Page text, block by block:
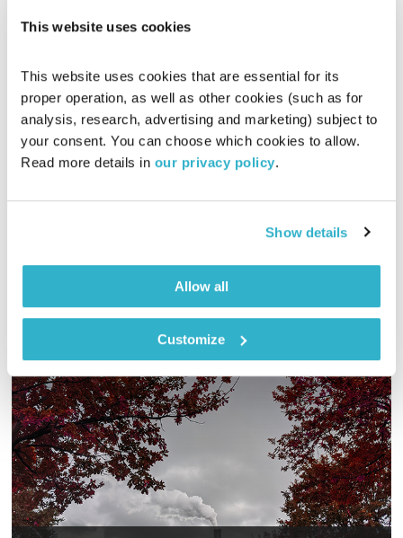
This website uses cookies
This website uses cookies that are essential for its
proper operation, as well as other cookies (such as for
analysis, research, advertising and marketing) subject to
your consent. You can choose which cookies to allow.
Read more details in our privacy policy.
Show details
Allow all
Customize
השעה המיוחדת
אסי זיגדון
28.11.22
00:53:21
תדרים מרפאים במוסיקה – האם יש דבר כזה? ואיך זה קורה? אסי
מדע, צלילים ורוח
אודיו